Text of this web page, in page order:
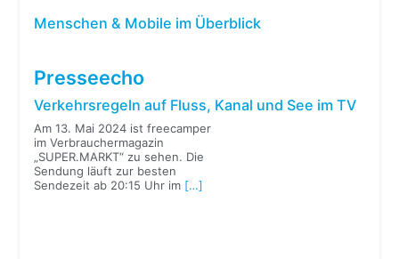
Menschen & Mobile im Überblick
Presseecho
Verkehrsregeln auf Fluss, Kanal und See im TV
Am 13. Mai 2024 ist freecamper
im Verbrauchermagazin
„SUPER.MARKT“ zu sehen. Die
Sendung läuft zur besten
Sendezeit ab 20:15 Uhr im […]